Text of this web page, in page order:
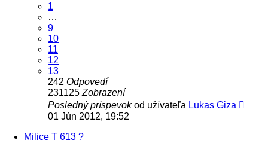
1
…
9
10
11
12
13
242 Odpovedí
231125 Zobrazení
Posledný príspevokod užívateľa Lukas Giza
01 Jún 2012, 19:52
Milice T 613 ?